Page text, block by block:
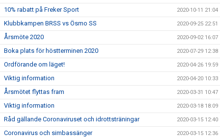
10% rabatt på Freker Sport 2020-10-11 21:04
Klubbkampen BRSS vs Ösmo SS 2020-09-25 22:51
Årsmöte 2020 2020-09-02 16:07
Boka plats för höstterminen 2020 2020-07-29 12:38
Ordförande om läget! 2020-04-26 19:59
Viktig information 2020-04-20 10:33
Årsmötet flyttas fram 2020-03-31 10:47
Viktig information 2020-03-18 18:09
Råd gällande Coronaviruset och idrottsträningar 2020-03-15 12:40
Coronavirus och simbassänger 2020-03-15 12:36